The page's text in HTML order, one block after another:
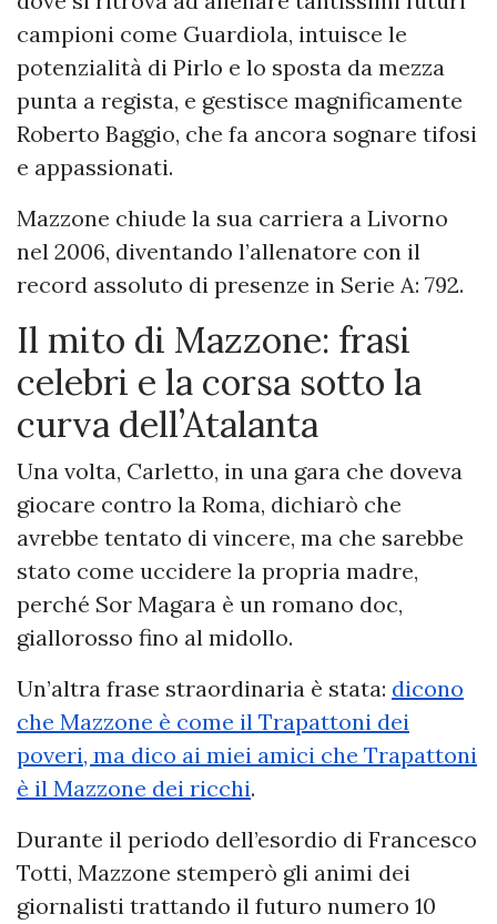
campioni come Guardiola, intuisce le
potenzialità di Pirlo e lo sposta da mezza
punta a regista, e gestisce magnificamente
Roberto Baggio, che fa ancora sognare tifosi
e appassionati.
Mazzone chiude la sua carriera a Livorno
nel 2006, diventando l’allenatore con il
record assoluto di presenze in Serie A: 792.
Il mito di Mazzone: frasi
celebri e la corsa sotto la
curva dell’Atalanta
Una volta, Carletto, in una gara che doveva
giocare contro la Roma, dichiarò che
avrebbe tentato di vincere, ma che sarebbe
stato come uccidere la propria madre,
perché Sor Magara è un romano doc,
giallorosso fino al midollo.
Un’altra frase straordinaria è stata: dicono
che Mazzone è come il Trapattoni dei
poveri, ma dico ai miei amici che Trapattoni
è il Mazzone dei ricchi.
Durante il periodo dell’esordio di Francesco
Totti, Mazzone stemperò gli animi dei
giornalisti trattando il futuro numero 10